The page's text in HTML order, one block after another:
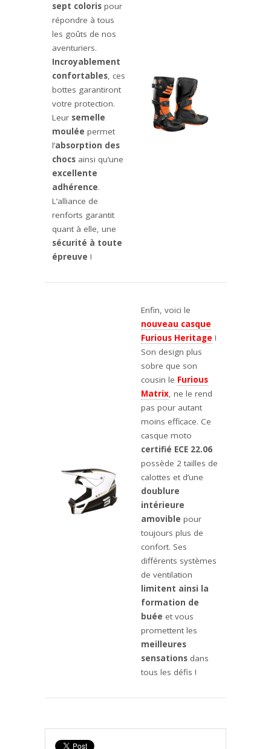
sept coloris pour
répondre à tous
les goûts de nos
aventuriers.
Incroyablement
confortables, ces
bottes garantiront
votre protection.
Leur semelle
moulée permet
l’absorption des
chocs ainsi qu’une
excellente
adhérence.
L’alliance de
renforts garantit
quant à elle, une
sécurité à toute
épreuve !
Enfin, voici le
nouveau casque
Furious Heritage !
Son design plus
sobre que son
cousin le Furious
Matrix, ne le rend
pas pour autant
moins efficace. Ce
casque moto
certifié ECE 22.06
possède 2 tailles de
calottes et d’une
doublure
intérieure
amovible pour
toujours plus de
confort. Ses
différents systèmes
de ventilation
limitent ainsi la
formation de
buée et vous
promettent les
meilleures
sensations dans
tous les défis !